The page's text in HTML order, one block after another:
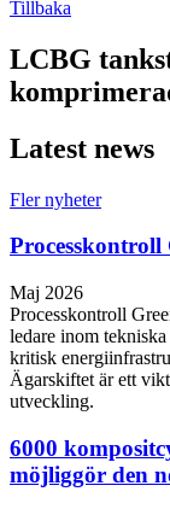
Tillbaka
LCBG
Latest news
Fler nyheter
Maj 2026
Processkontroll
ledare inom
kritisk
Ägarskiftet är ett
utveckling.
6000
möjliggör den